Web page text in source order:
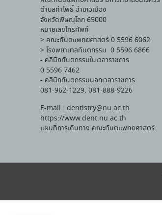
ตำบลท่าโพธิ์ อำเภอเมือง
จังหวัดพิษณุโลก 65000
หมายเลขโทรศัพท์
> คณะทันตแพทยศาสตร์ 0 5596 6062
> โรงพยาบาลทันตกรรม 0 5596 6866
- คลินิกทันตกรรมในเวลาราชการ
0 5596 7462
- คลินิกทันตกรรมนอกเวลาราชการ
081-962-1229, 081-888-9226
E-mail : dentistry@nu.ac.th
https://www.dent.nu.ac.th
แผนที่การเดินทาง คณะทันตแพทยศาสตร์